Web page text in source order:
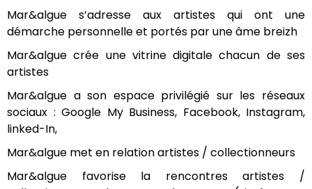
Mar&algue s’adresse aux artistes qui ont une
démarche personnelle et portés par une âme breizh
Mar&algue crée une vitrine digitale chacun de ses
artistes
Mar&algue a son espace privilégié sur les réseaux
sociaux : Google My Business, Facebook, Instagram,
linked-In,
Mar&algue met en relation artistes / collectionneurs
Mar&algue favorise la rencontres artistes /